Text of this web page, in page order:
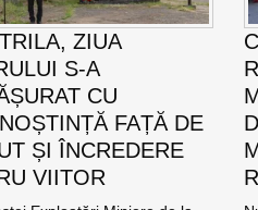
ZIUA
S-A
CU
FAȚĂ DE
ȘI ÎNCREDERE
VIITOR